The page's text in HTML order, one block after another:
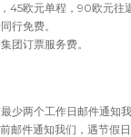
45欧元单程，90欧元往返
行免费。
团订票服务费。
少两个工作日邮件通知
邮件通知我们，遇节假